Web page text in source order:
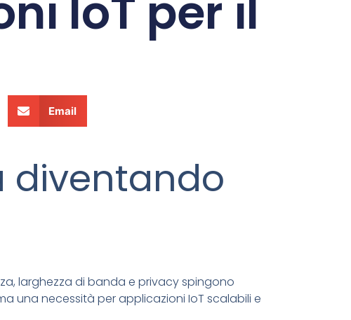
IoT per il
Email
diventando
larghezza di banda e privacy spingono
una necessità per applicazioni IoT scalabili e